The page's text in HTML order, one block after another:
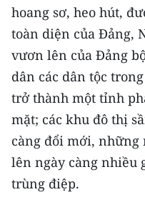
Media Môi trường
Ảnh
Infographic
TIN MỚI
TIN ĐỊA PHƯƠNG
hoang sơ, heo hút,
toàn diện của Đảng,
vươn lên của Đảng
dân các dân tộc
trở thành một tỉnh
mặt; các khu đô thị
càng đổi mới, những
lên ngày càng nhiều
trùng điệp.